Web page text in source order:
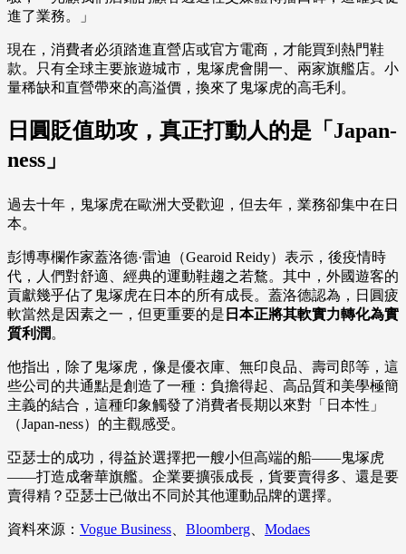
進了業務。」
現在，消費者必須踏進直營店或官方電商，才能買到熱門鞋
款。只有全球主要旅遊城市，鬼塚虎會開一、兩家旗艦店。小
量稀缺和直營帶來的高溢價，換來了鬼塚虎的高毛利。
日圓貶值助攻，真正打動人的是「Japan-
ness」
過去十年，鬼塚虎在歐洲大受歡迎，但去年，業務卻集中在日
本。
彭博專欄作家蓋洛德·雷迪（Gearoid Reidy）表示，後疫情時
代，人們對舒適、經典的運動鞋趨之若鶩。其中，外國遊客的
貢獻幾乎佔了鬼塚虎在日本的所有成長。蓋洛德認為，日圓疲
軟當然是因素之一，但更重要的是 日本正將其軟實力轉化為實
質利潤。
他指出，除了鬼塚虎，像是優衣庫、無印良品、壽司郎等，這
些公司的共通點是創造了一種：負擔得起、高品質和美學極簡
主義的結合，這種印象觸發了消費者長期以來對「日本性」
（Japan-ness）的主觀感受。
亞瑟士的成功，得益於選擇把一艘小但高端的船——鬼塚虎
——打造成奢華旗艦。企業要擴張成長，貨要賣得多、還是要
賣得精？亞瑟士已做出不同於其他運動品牌的選擇。
資料來源： Vogue Business Bloomberg Modaes